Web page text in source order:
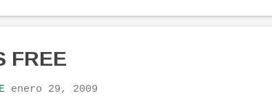
FREE
enero 29, 2009